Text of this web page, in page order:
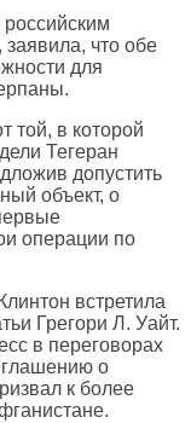
российским
что обе
для
той, в которой
Тегеран
допустить
объект, о
операции по
встретила
Грегори Л. Уайт.
в переговорах
о
к более